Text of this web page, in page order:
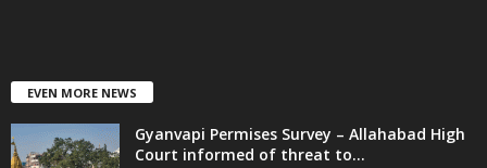
EVEN MORE NEWS
Gyanvapi Permises Survey – Allahabad High
Court informed of threat to...